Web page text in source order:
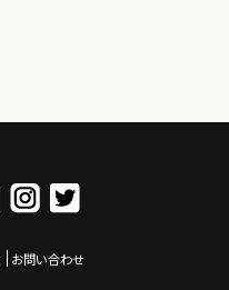
お問い合わせ